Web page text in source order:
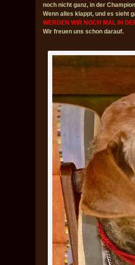
noch nicht ganz, in der
Wenn alles klappt, und es sieht
WERDEN WIR NOCH MAL IN
Wir freuen uns schon darauf.